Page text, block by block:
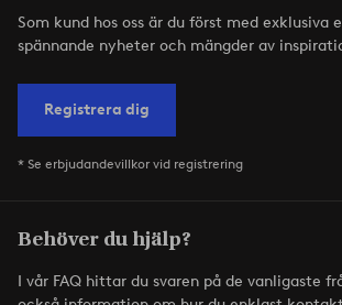
Som kund hos oss är du först med exklusiva
spännande nyheter och mängder av
Registrera dig
* Se erbjudandevillkor vid registrering
Behöver du hjälp?
I vår FAQ hittar du svaren på de vanligaste